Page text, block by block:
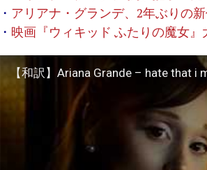
・ アリアナ・グランデ、2年ぶりの
・ 映画『ウィキッド ふたりの魔女
【和訳】Ariana Grande – hate that